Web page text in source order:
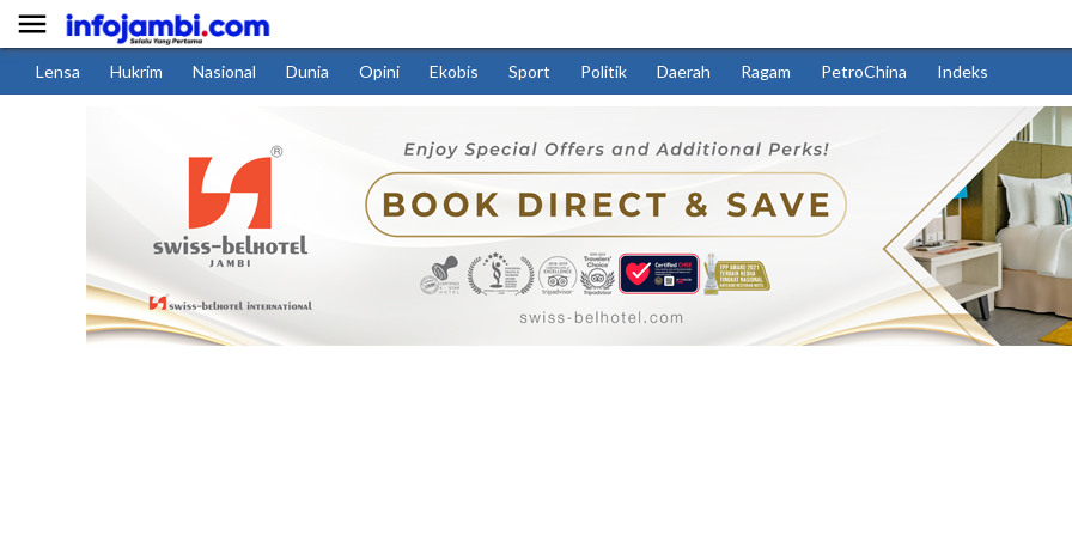

Lensa Hukrim Nasional Dunia Opini Ekobis Sport Politik Daerah Ragam PetroChina Indeks